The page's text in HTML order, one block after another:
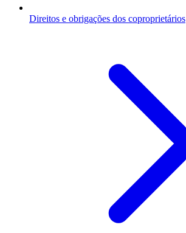
Direitos e obrigações dos coproprietários